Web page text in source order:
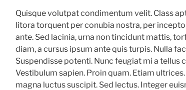
Quisque volutpat condimentum velit. Class
litora torquent per conubia nostra, per
ante. Sed lacinia, urna non tincidunt mattis,
diam, a cursus ipsum ante quis turpis. Nulla
Suspendisse potenti. Nunc feugiat mi a tellus
Vestibulum sapien. Proin quam. Etiam
magna luctus suscipit. Sed lectus. Integer